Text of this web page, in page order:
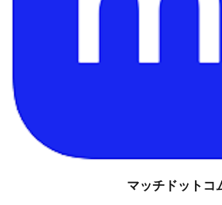
マッチドットコ